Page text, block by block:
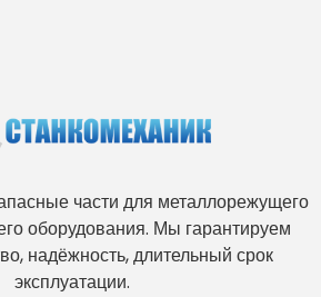
части для металлорежущего
оборудования. Мы гарантируем
надёжность, длительный срок
эксплуатации.